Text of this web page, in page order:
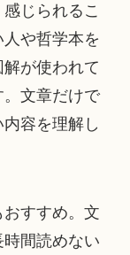
じられるこ
や哲学本を
が使われて
文章だけで
容を理解し
すすめ。文
間読めない